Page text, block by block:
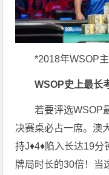
*2018年WSOP
WSOP史上最长
若要评选WSOP
决赛桌必占一席。澳
持J♦4♦陷入长达19
牌局时长的30倍！当